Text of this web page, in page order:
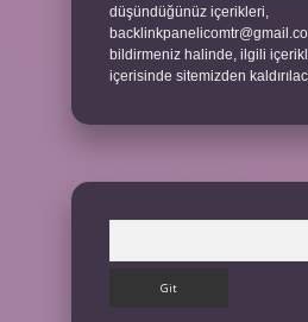
düşündüğünüz içerikleri,
bildirmeniz halinde, ilgili
içerisinde sitemizden